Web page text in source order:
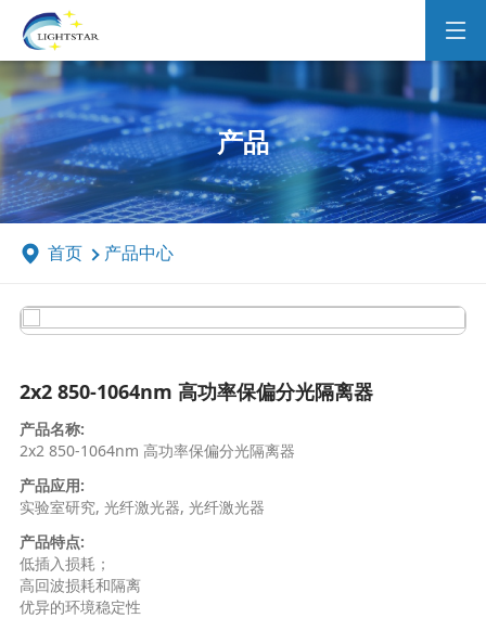
产品
首页 产品中心
2x2 850-1064nm 高功率保偏分光隔离器
产品名称:
2x2 850-1064nm 高功率保偏分光隔离器
产品应用:
实验室研究, 光纤激光器, 光纤激光器
产品特点:
低插入损耗；
高回波损耗和隔离
优异的环境稳定性